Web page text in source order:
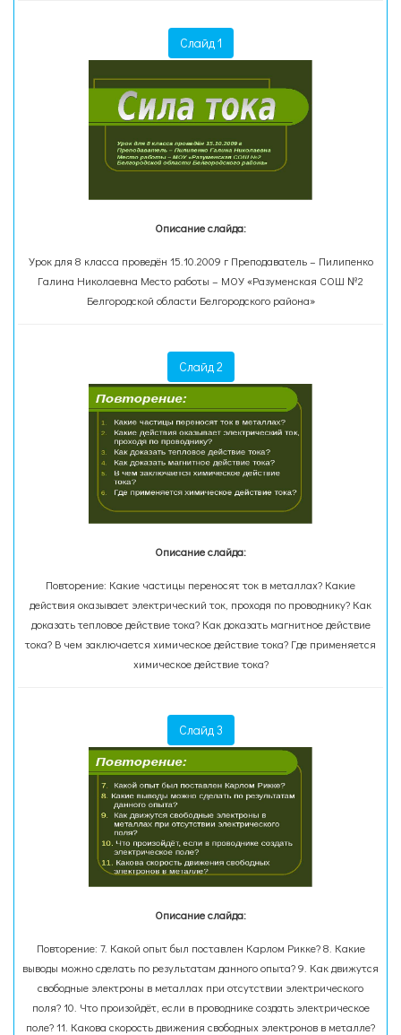
Слайд 1
Описание слайда:
Урок для 8 класса проведён 15.10.2009 г Преподаватель – Пилипенко
Галина Николаевна Место работы – МОУ «Разуменская СОШ №2
Белгородской области Белгородского района»
Слайд 2
Описание слайда:
Повторение: Какие частицы переносят ток в металлах? Какие
действия оказывает электрический ток, проходя по проводнику? Как
доказать тепловое действие тока? Как доказать магнитное действие
тока? В чем заключается химическое действие тока? Где применяется
химическое действие тока?
Слайд 3
Описание слайда:
Повторение: 7. Какой опыт был поставлен Карлом Рикке? 8. Какие
выводы можно сделать по результатам данного опыта? 9. Как движутся
свободные электроны в металлах при отсутствии электрического
поля? 10. Что произойдёт, если в проводнике создать электрическое
поле? 11. Какова скорость движения свободных электронов в металле?